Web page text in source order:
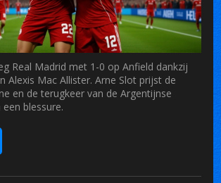
Real Madrid met 1-0 op Anfield dankzij
Alexis Mac Allister. Arne Slot prijst de
en de terugkeer van de Argentijnse
blessure.